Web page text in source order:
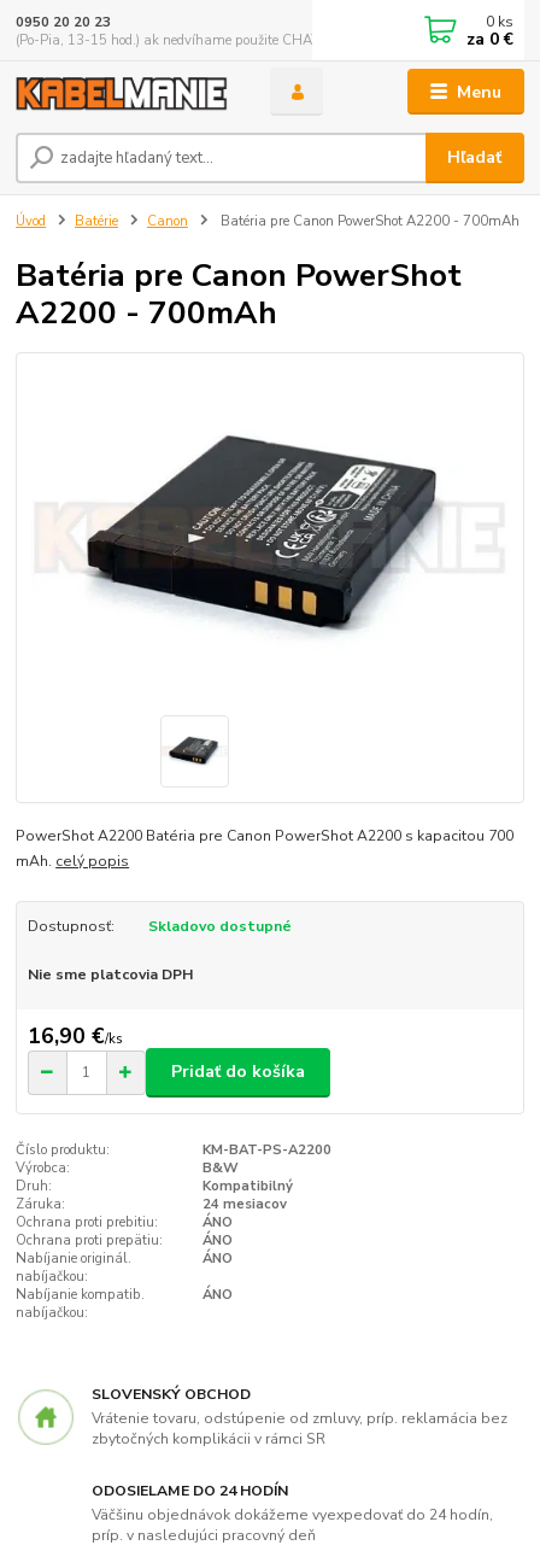
Menu
Hľadať
0950 20 20 23
(Po-Pia, 13-15 hod.) ak nedvíhame použite CHATBOX
0 ks
za 0 €
Úvod Batérie Canon Batéria pre Canon PowerShot A2200 - 700mAh
Batéria pre Canon PowerShot
A2200 - 700mAh
PowerShot A2200 Batéria pre Canon PowerShot A2200 s kapacitou 700
mAh. celý popis
Dostupnosť: Skladovo dostupné
Nie sme platcovia DPH
16,90 €/ks
Pridať do košíka
Číslo produktu:
KM-BAT-PS-A2200
Výrobca:
B&W
Druh:
Kompatibilný
Záruka:
24 mesiacov
Ochrana proti prebitiu:
ÁNO
Ochrana proti prepätiu:
ÁNO
Nabíjanie originál.
nabíjačkou:
ÁNO
Nabíjanie kompatib.
nabíjačkou:
ÁNO
SLOVENSKÝ OBCHOD
Vrátenie tovaru, odstúpenie od zmluvy, príp. reklamácia bez
zbytočných komplikácii v rámci SR
ODOSIELAME DO 24 HODÍN
Väčšinu objednávok dokážeme vyexpedovať do 24 hodín,
príp. v nasledujúci pracovný deň